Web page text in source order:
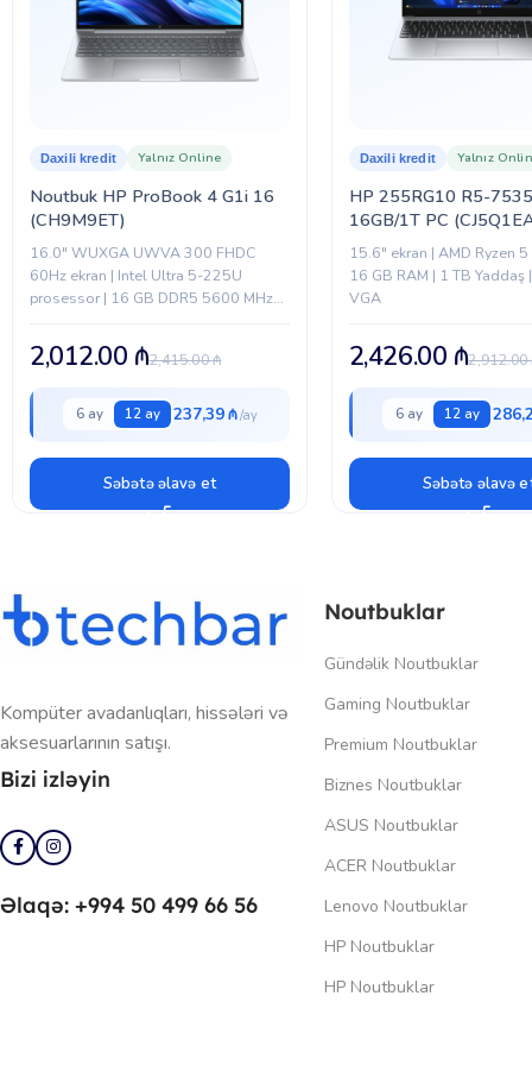
Noutbuk HP ProBook 4 G1i 16
(CH9M9ET)
Daxili kredit Yalnız Online
16.0" WUXGA UWVA 300 FHDC
60Hz ekran | Intel Ultra 5-225U
prosessor | 16 GB DDR5 5600 MHz
Wi-Fi 6E,...
2,415.00₼
2,012.00 ₼
6 ay 12 ay 237,39 ₼
Səbətə əlavə et
HP 255RG10 R5-
16GB/1T PC
Daxili kredit Yalnız
15.6″ ekran | AMD Ryzen
16 GB RAM | 1 TB Yaddaş
VGA
2,912.00
2,426.00 ₼
6 ay 12 ay
Səbətə əlavə
Kompüter avadanlıqları, hissələri və
aksesuarlarının satışı.
Bizi izləyin
Əlaqə: +994 50 499 66 56
Noutbuklar
Gündəlik Noutbuklar
Gaming Noutbuklar
Premium Noutbuklar
Biznes Noutbuklar
ASUS Noutbuklar
ACER Noutbuklar
Lenovo Noutbuklar
HP Noutbuklar
HP Noutbuklar